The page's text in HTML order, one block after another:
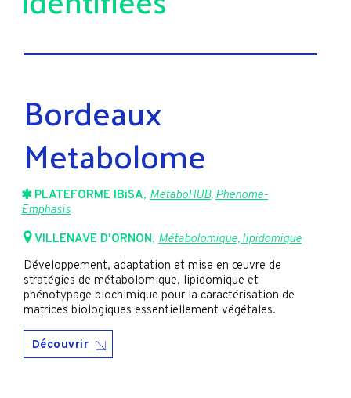
Bordeaux
Metabolome
PLATEFORME IBiSA, MetaboHUB,Phenome-
Emphasis
VILLENAVE D'ORNON, Métabolomique, lipidomique
Développement, adaptation et mise en œuvre de
stratégies de métabolomique, lipidomique et
phénotypage biochimique pour la caractérisation de
matrices biologiques essentiellement végétales.
Découvrir